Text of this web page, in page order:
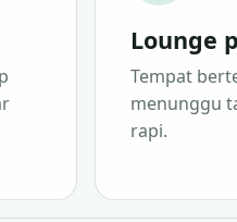
Lounge
Tempat
menunggu
rapi.